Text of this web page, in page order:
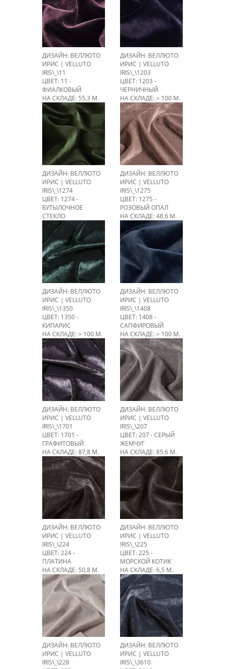
ДИЗАЙН: ВЕЛЛЮТО
ИРИС | VELLUTO
IRIS\_\11
ЦВЕТ: 11 -
ФИАЛКОВЫЙ
НА СКЛАДЕ: 55,3 М.
ДИЗАЙН: ВЕЛЛЮТО
ИРИС | VELLUTO
IRIS\_\1203
ЦВЕТ: 1203 -
ЧЕРНИЧНЫЙ
НА СКЛАДЕ: > 100 М.
ДИЗАЙН: ВЕЛЛЮТО
ИРИС | VELLUTO
IRIS\_\1274
ЦВЕТ: 1274 -
БУТЫЛОЧНОЕ
СТЕКЛО
НА СКЛАДЕ: 55,4 М.
ДИЗАЙН: ВЕЛЛЮТО
ИРИС | VELLUTO
IRIS\_\1275
ЦВЕТ: 1275 -
РОЗОВЫЙ ОПАЛ
НА СКЛАДЕ: 48,6 М.
ДИЗАЙН: ВЕЛЛЮТО
ИРИС | VELLUTO
IRIS\_\1350
ЦВЕТ: 1350 -
КИПАРИС
НА СКЛАДЕ: > 100 М.
ДИЗАЙН: ВЕЛЛЮТО
ИРИС | VELLUTO
IRIS\_\1408
ЦВЕТ: 1408 -
САПФИРОВЫЙ
НА СКЛАДЕ: > 100 М.
ДИЗАЙН: ВЕЛЛЮТО
ИРИС | VELLUTO
IRIS\_\1701
ЦВЕТ: 1701 -
ГРАФИТОВЫЙ
НА СКЛАДЕ: 87,8 М.
ДИЗАЙН: ВЕЛЛЮТО
ИРИС | VELLUTO
IRIS\_\207
ЦВЕТ: 207 - СЕРЫЙ
ЖЕМЧУГ
НА СКЛАДЕ: 85,6 М.
ДИЗАЙН: ВЕЛЛЮТО
ИРИС | VELLUTO
IRIS\_\224
ЦВЕТ: 224 -
ПЛАТИНА
НА СКЛАДЕ: 50,8 М.
ДИЗАЙН: ВЕЛЛЮТО
ИРИС | VELLUTO
IRIS\_\225
ЦВЕТ: 225 -
МОРСКОЙ КОТИК
НА СКЛАДЕ: 6,5 М.
ДИЗАЙН: ВЕЛЛЮТО
ИРИС | VELLUTO
IRIS\_\228
ДИЗАЙН: ВЕЛЛЮТО
ИРИС | VELLUTO
IRIS\_\3610